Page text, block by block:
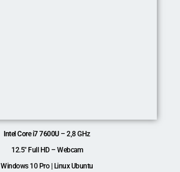
Intel Core i7 7600U– 2,8 GHz
12.5″ Full HD – Webcam
Windows 10 Pro | Linux Ubuntu